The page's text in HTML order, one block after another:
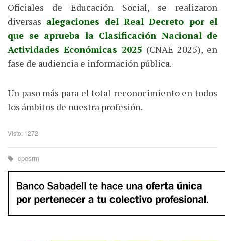
Oficiales de Educación Social, se realizaron
diversas alegaciones del Real Decreto por el
que se aprueba la Clasificación Nacional de
Actividades Económicas 2025 (CNAE 2025), en
fase de audiencia e información pública.
Un paso más para el total reconocimiento en todos
los ámbitos de nuestra profesión.
Visto: 1272
cpesrm